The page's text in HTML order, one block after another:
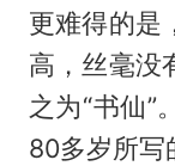
更难得的是
高，丝毫没
之为“书仙”
80多岁所写